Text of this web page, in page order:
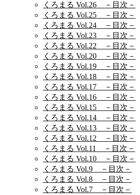
くろまる Vol.26 －目次－
くろまる Vol.25 －目次－
くろまる Vol.24 －目次－
くろまる Vol.23 －目次－
くろまる Vol.22 －目次－
くろまる Vol.20 －目次－
くろまる Vol.19 －目次－
くろまる Vol.18 －目次－
くろまる Vol.17 －目次－
くろまる Vol.16 －目次－
くろまる Vol.15 －目次－
くろまる Vol.14 －目次－
くろまる Vol.13 －目次－
くろまる Vol.12 －目次－
くろまる Vol.11 －目次－
くろまる Vol.10 －目次－
くろまる Vol.9 －目次－
くろまる Vol.8 －目次－
くろまる Vol.7 －目次－